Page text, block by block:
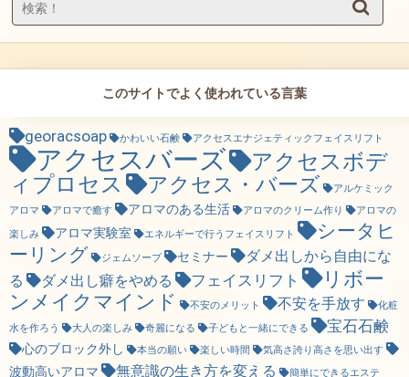
このサイトでよく使われている言葉
georacsoap かわいい石鹸 アクセスエナジェティックフェイスリフト
アクセスバーズ
アクセスボデ
ィプロセス
アクセス・バーズ
アルケミック
アロマ
アロマで癒す アロマのある生活 アロマのクリーム作り
アロマの
楽しみ
アロマ実験室 エネルギーで行うフェイスリフト
シータヒ
ーリング
ジェムソープ セミナー
ダメ出しから自由にな
る
ダメ出し癖をやめる フェイスリフト
リボー
ンメイクマインド
不安のメリット 不安を手放す
化粧
水を作ろう
大人の楽しみ 奇麗になる 子どもと一緒にできる 宝石石鹸
心のブロック外し 本当の願い 楽しい時間 気高さ誇り高さを思い出す
波動高いアロマ 無意識の生き方を変える 簡単にできるエステ